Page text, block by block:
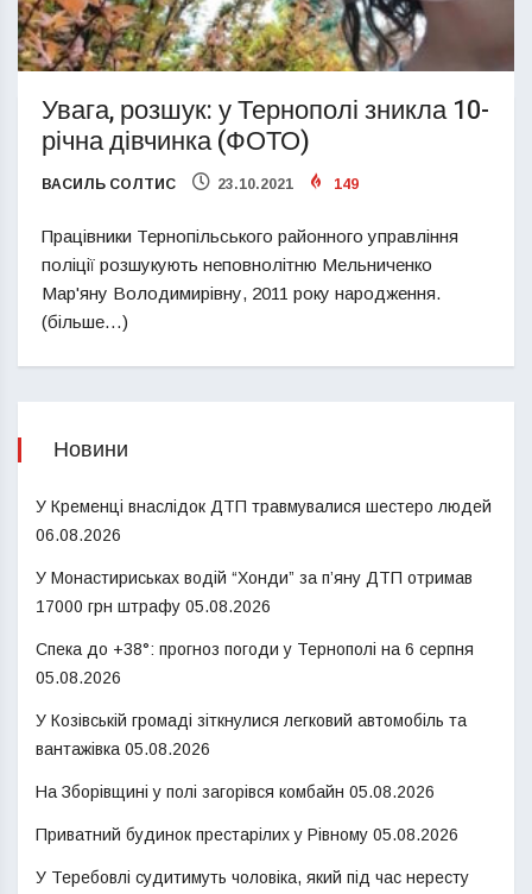
Увага, розшук: у Тернополі зникла 10-
річна дівчинка (ФОТО)
ВАСИЛЬ СОЛТИС 23.10.2021 149
Працівники Тернопільського районного управління
поліції розшукують неповнолітню Мельниченко
Мар'яну Володимирівну, 2011 року народження.
(більше…)
Новини
У Кременці внаслідок ДТП травмувалися шестеро людей
06.08.2026
У Монастириськах водій “Хонди” за п’яну ДТП отримав
17000 грн штрафу 05.08.2026
Спека до +38°: прогноз погоди у Тернополі на 6 серпня
05.08.2026
У Козівській громаді зіткнулися легковий автомобіль та
вантажівка 05.08.2026
На Зборівщині у полі загорівся комбайн 05.08.2026
Приватний будинок престарілих у Рівному 05.08.2026
У Теребовлі судитимуть чоловіка, який під час нересту